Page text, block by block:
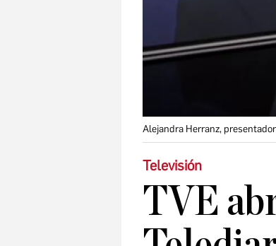
Alejandra Herranz,
Televisión
TVE